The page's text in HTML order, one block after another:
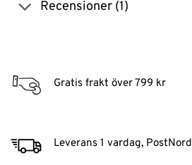
Recensioner (1)
Gratis frakt över 799 kr
Leverans 1 vardag, PostNord